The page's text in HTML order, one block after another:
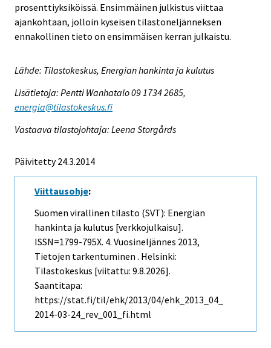
prosenttiyksiköissä. Ensimmäinen julkistus viittaa
ajankohtaan, jolloin kyseisen tilastoneljänneksen
ennakollinen tieto on ensimmäisen kerran julkaistu.
Lähde: Tilastokeskus, Energian hankinta ja kulutus
Lisätietoja: Pentti Wanhatalo 09 1734 2685,
energia@tilastokeskus.fi
Vastaava tilastojohtaja: Leena Storgårds
Päivitetty 24.3.2014
Viittausohje:
Suomen virallinen tilasto (SVT): Energian
hankinta ja kulutus [verkkojulkaisu].
ISSN=1799-795X. 4. Vuosineljännes 2013,
Tietojen tarkentuminen . Helsinki:
Tilastokeskus [viitattu: 9.8.2026].
Saantitapa:
https://stat.fi/til/ehk/2013/04/ehk_2013_04_
2014-03-24_rev_001_fi.html